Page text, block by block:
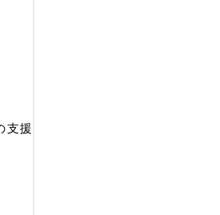
支援